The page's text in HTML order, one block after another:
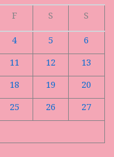
F S
S
4 5
6
11 12
13
18 19
20
25 26
27